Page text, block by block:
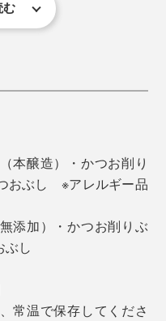
もと違う仕上がりに。
、砂糖を入れただし酢
い味変になります。
のまま飲みたくなるく
ぎて使いづらかったの
とカドが取れて、驚く
む
本醸造）・かつお削り
おぶし ※アレルギー品
添加）・かつお削りぶ
ぶし
常温で保存してくださ